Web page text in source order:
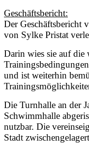
Geschäftsbericht:
Der Geschäftsbericht
von Sylke Pristat
Darin wies sie auf die
und ist weiterhin
Die Turnhalle an der
Schwimmhalle
nutzbar. Die
Stadt